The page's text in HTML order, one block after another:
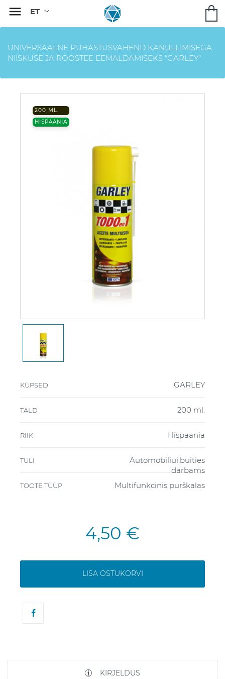

UNIVERSAALNE PUHASTUSVAHEND KANULLIMISEGA
NIISKUSE JA ROOSTEE EEMALDAMISEKS "GARLEY"
200 ML.
HISPAANIA
KÜPSED GARLEY
TALD 200 ml.
RIIK Hispaania
TULI
Automobiliui,buities
darbams
TOOTE TÜÜP Multifunkcinis purškalas
4,50 €
LISA OSTUKORVI
KIRJELDUS